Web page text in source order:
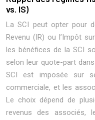
vs. IS)
La SCI peut opter pour
Revenu (IR) ou l’Impôt
les bénéfices de la SCI
selon leur quote-part
SCI est imposée sur
commerciale, et les
Le choix dépend de
revenus des associés,